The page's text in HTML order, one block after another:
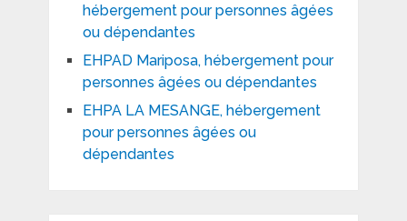
hébergement pour personnes âgées
ou dépendantes
EHPAD Mariposa, hébergement pour
personnes âgées ou dépendantes
EHPA LA MESANGE, hébergement
pour personnes âgées ou
dépendantes